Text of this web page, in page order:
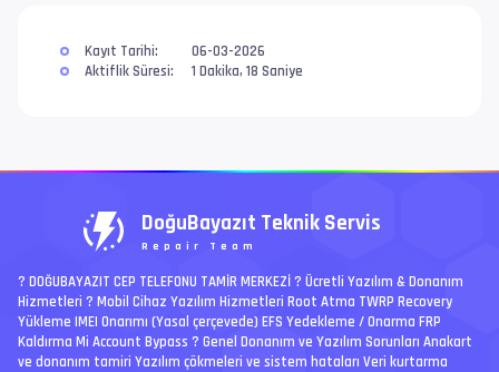
Kayıt Tarihi:
06-03-2026
Aktiflik Süresi:
1 Dakika, 18 Saniye
DoğuBayazıt Teknik Servis
Repair Team
? DOĞUBAYAZIT CEP TELEFONU TAMİR MERKEZİ ?️ Ücretli Yazılım & Donanım
Hizmetleri ? Mobil Cihaz Yazılım Hizmetleri Root Atma TWRP Recovery
Yükleme IMEI Onarımı (Yasal çerçevede) EFS Yedekleme / Onarma FRP
Kaldırma Mi Account Bypass ? Genel Donanım ve Yazılım Sorunları Anakart
ve donanım tamiri Yazılım çökmeleri ve sistem hataları Veri kurtarma